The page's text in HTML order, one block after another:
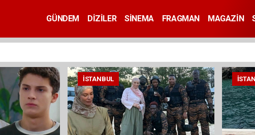
GÜNDEM DİZİLER SİNEMA FRAGMAN MAGAZİN
İSTANBUL